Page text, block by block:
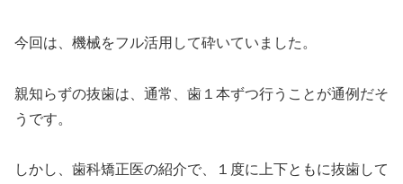
今回は、機械をフル活用して砕いていました。
親知らずの抜歯は、通常、歯１本ずつ行うことが通例だそ
うです。
しかし、歯科矯正医の紹介で、１度に上下ともに抜歯して